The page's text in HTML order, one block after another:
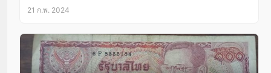
21 ก.พ. 2024